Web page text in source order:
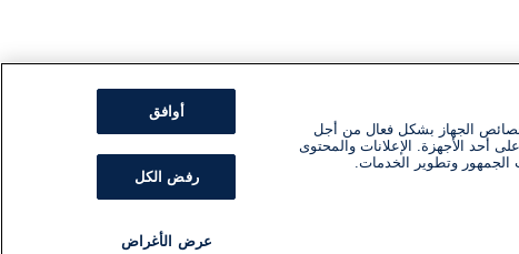
الجهاز بشكل فعال من أجل
أحد الأجهزة. الإعلانات والمحتوى
الجمهور وتطوير الخدمات.
أوافق
رفض الكل
عرض الأغراض